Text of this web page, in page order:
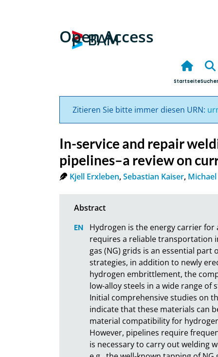
Open Access
Startseite
Zitieren Sie bitte immer diesen URN:
In-service and repair
pipelines–a review on
Kjell Erxleben,Sebastian Kaiser,
Hydrogen is the energy carrier
requires a reliable transportation
gas (NG) grids is an essential
strategies, in addition to newly
hydrogen embrittlement, the
low-alloy steels in a wide range of
Initial comprehensive studies on
indicate that these materials can
material compatibility for
However, pipelines require
is necessary to carry out welding